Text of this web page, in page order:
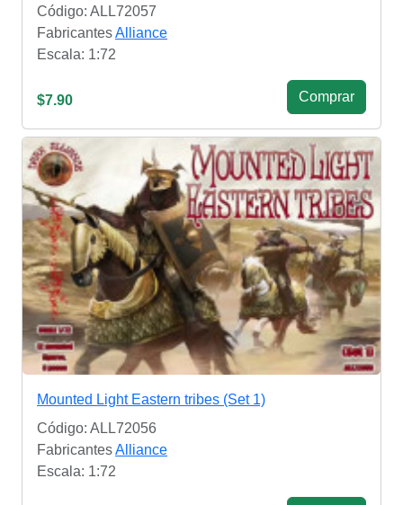
Código: ALL72057
FabricantesAlliance
Escala: 1:72
$7.90 Сomprar
Mounted Light Eastern tribes (Set 1)
Código: ALL72056
FabricantesAlliance
Escala: 1:72